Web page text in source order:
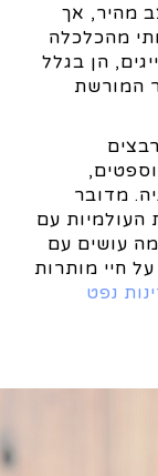
מהיר, אך
מהכלכלה
הן בגלל
המורשת
נמצאו באמצע 2023 מרבצים
של פוספטים,
מדובר
העולמיות עם
עושים עם
חיי מותרות
נפט